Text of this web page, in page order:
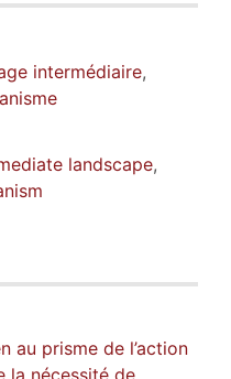
intermédiaire,
landscape,
au prisme de l’action
la nécessité de